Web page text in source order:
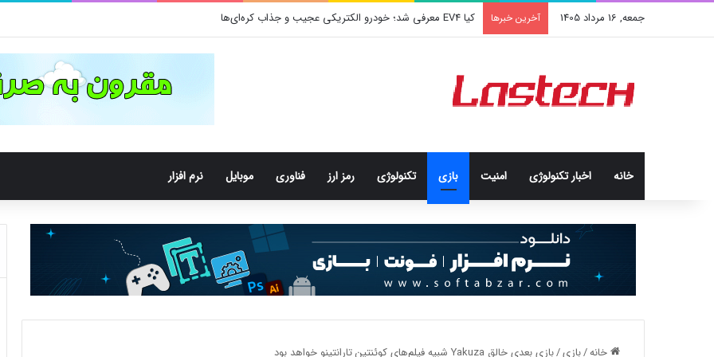
جمعه, 16 مرداد 1405 آخرین خبرها کیا EV4 معرفی شد؛ خودرو الکتریکی عجیب و جذاب کره‌ای‌ها
خانه اخبار تکنولوژی امنيت بازی تکنولوژی رمز ارز فناوری موبایل نرم افزار
خانه/بازی/بازی بعدی خالق Yakuza شبیه فیلم‌های کوئنتین تارانتینو خواهد بود